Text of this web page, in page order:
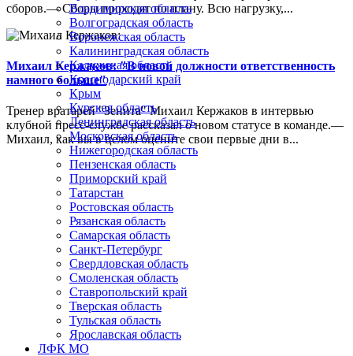
сборов.— Сборы проходят по плану. Всю нагрузку,...
Михаил Кержаков: "В новой должности ответственность
намного больше"
Тренер вратарей "Зенита" Михаил Кержаков в интервью
клубной пресс-службе рассказал о новом статусе в команде.—
Михаил, как вы в целом оцените свои первые дни в...
Владимирская область
Волгоградская область
Воронежская область
Калининградская область
Калужская область
Краснодарский край
Крым
Курская область
Ленинградская область
Московская область
Нижегородская область
Пензенская область
Приморский край
Татарстан
Ростовская область
Рязанская область
Самарская область
Санкт-Петербург
Свердловская область
Смоленская область
Ставропольский край
Тверская область
Тульская область
Ярославская область
ЛФК МО